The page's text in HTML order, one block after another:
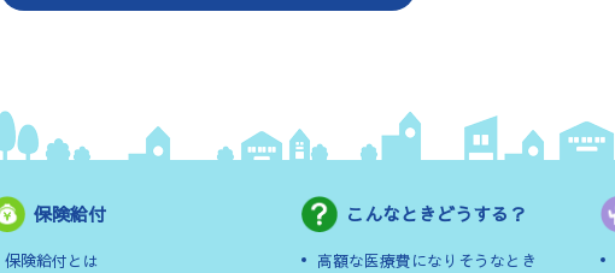
保険給付
保険給付とは
こんなときどうする？
高額な医療費になりそうなとき